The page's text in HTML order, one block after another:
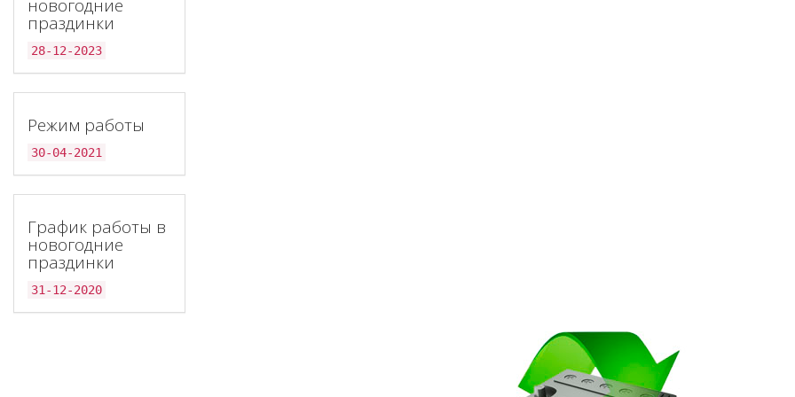
новогодние
праздинки
28-12-2023
Режим работы
30-04-2021
График работы в
новогодние
праздинки
31-12-2020